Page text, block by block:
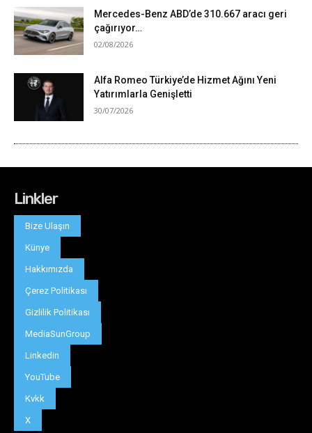
Linkler
Bize Ulaşın
Künye
Hakkımızda
Çerez Politikası
Gizlilik Politikası
MediaSunGroup
Linkedin
YouTube
Kvkk
X